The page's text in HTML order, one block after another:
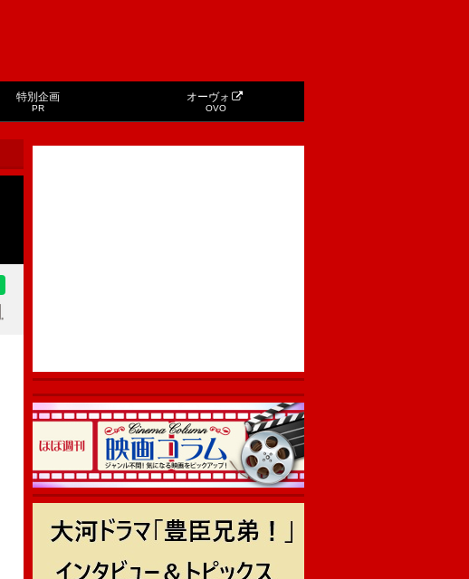
特別企画
PR
オーヴォ
OVO